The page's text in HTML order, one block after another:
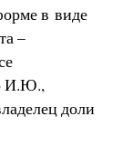
в виде
–
И.Ю.,
доли